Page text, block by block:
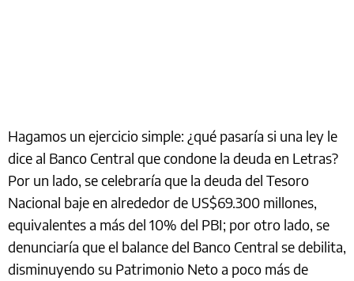
Hagamos un ejercicio simple: ¿qué pasaría si una ley le
dice al Banco Central que condone la deuda en Letras?
Por un lado, se celebraría que la deuda del Tesoro
Nacional baje en alrededor de US$69.300 millones,
equivalentes a más del 10% del PBI; por otro lado, se
denunciaría que el balance del Banco Central se debilita,
disminuyendo su Patrimonio Neto a poco más de